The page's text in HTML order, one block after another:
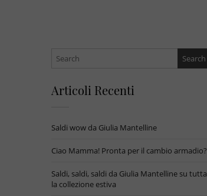
Articoli Recenti
Saldi wow da Giulia Mantelline
Ciao Mamma! Pronta per il cambio armadio?
Saldi, saldi, saldi da Giulia Mantelline su tutta
la collezione estiva